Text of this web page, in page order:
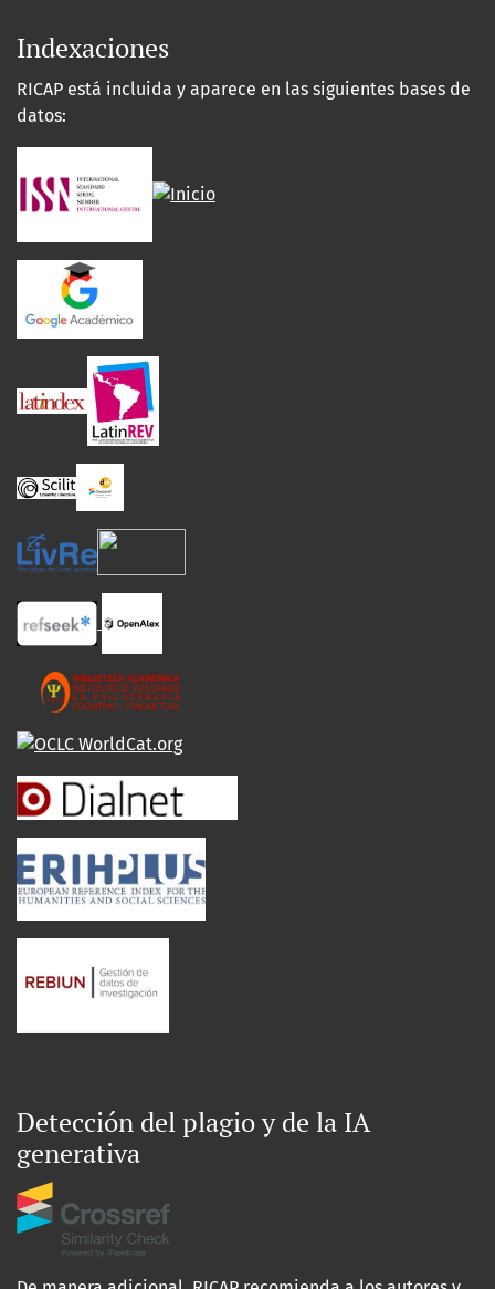
Indexaciones
RICAP está incluida y aparece en las siguientes bases de
datos:
Detección del plagio y de la IA
generativa